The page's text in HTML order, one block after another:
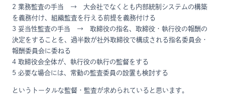
2 業務監査の手当 → 大会社でなくとも内部統制システムの構築
を義務付け、組織監査を行える前提を義務付ける
3 妥当性監査の手当 → 取締役の指名、取締役・執行役の報酬の
決定をすることを、過半数が社外取締役で構成される指名委員会・
報酬委員会に委ねる
4 取締役会全体が、執行役の執行の監督をする
5 必要な場合には、常勤の監査委員の設置も検討する
というトータルな監督・監査が求められていると思います。